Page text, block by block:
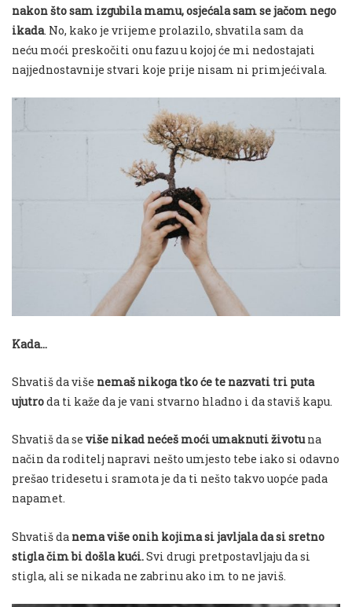
nakon što sam izgubila mamu, osjećala sam se jačom nego
ikada. No, kako je vrijeme prolazilo, shvatila sam da
neću moći preskočiti onu fazu u kojoj će mi nedostajati
najjednostavnije stvari koje prije nisam ni primjećivala.
Kada…
Shvatiš da više nemaš nikoga tko će te nazvati tri puta
ujutroda ti kaže da je vani stvarno hladno i da staviš kapu.
Shvatiš da se više nikad nećeš moći umaknuti životuna
način da roditelj napravi nešto umjesto tebe iako si odavno
prešao tridesetu i sramota je da ti nešto takvo uopće pada
napamet.
Shvatiš da nema više onih kojima si javljala da si sretno
stigla čim bi došla kući.Svi drugi pretpostavljaju da si
stigla, ali se nikada ne zabrinu ako im to ne javiš.